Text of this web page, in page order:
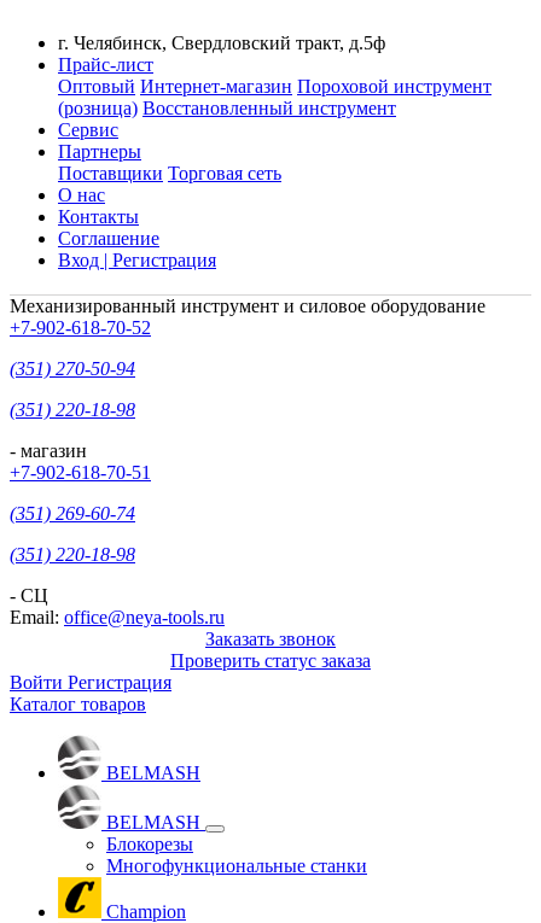
г. Челябинск, Свердловский тракт, д.5ф
Прайс-лист
Оптовый Интернет-магазин Пороховой инструмент
(розница) Восстановленный инструмент
Сервис
Партнеры
Поставщики Торговая сеть
О нас
Контакты
Соглашение
Вход | Регистрация
Механизированный инструмент и силовое оборудование
+7-902-618-70-52
(351) 270-50-94
(351) 220-18-98
- магазин
+7-902-618-70-51
(351) 269-60-74
(351) 220-18-98
- СЦ
Email: office@neya-tools.ru
Заказать звонок
Проверить статус заказа
Войти Регистрация
Каталог товаров
BELMASH
BELMASH
Блокорезы
Многофункциональные станки
Champion